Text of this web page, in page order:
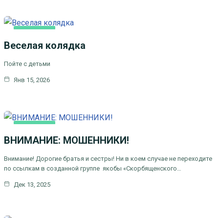
Веселая колядка
Пойте с детьми
Янв 15, 2026
ВНИМАНИЕ: МОШЕННИКИ!
Внимание! Дорогие братья и сестры! Ни в коем случае не переходите
по ссылкам в созданной группе якобы «Скорбященского…
Дек 13, 2025